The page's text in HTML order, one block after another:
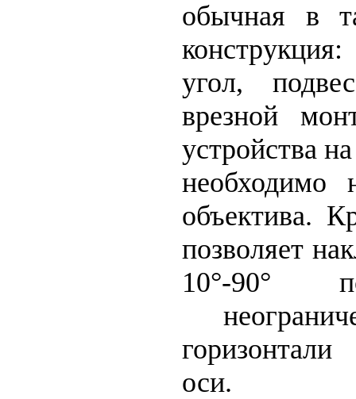
обычная в
угол,
врезной
устройства
необходимо
объектива.
позволяет
10°-90°
оси.